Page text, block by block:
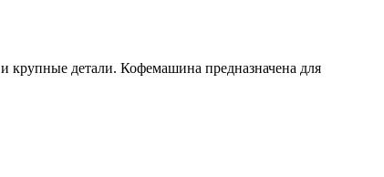
крупные детали. Кофемашина предназначена для